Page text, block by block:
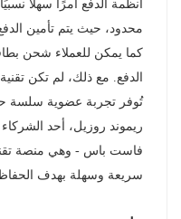
أنظمة الدفع أمرًا سهلاً
محدود، حيث يتم تأمين
كما يمكن للعملاء شحن
الدفع. مع ذلك، لم تكن
تُوفر تجربة عضوية سلسة
ريموند روزيل، أحد
فاست باس - وهي منصة
سريعة وسهلة بهدف